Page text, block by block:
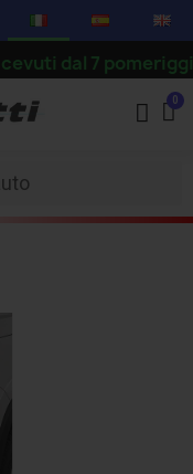
dal 7